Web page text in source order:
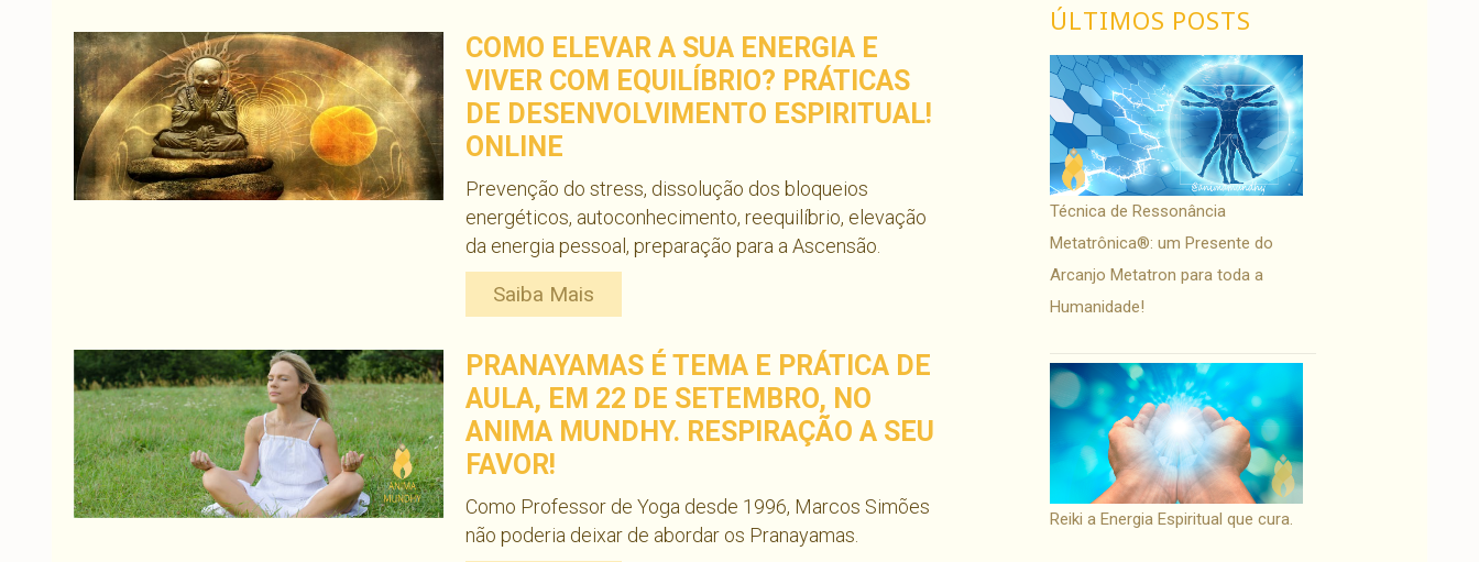
COMO ELEVAR A SUA ENERGIA E
VIVER COM EQUILÍBRIO? PRÁTICAS
DE DESENVOLVIMENTO ESPIRITUAL!
ONLINE
Prevenção do stress, dissolução dos bloqueios
energéticos, autoconhecimento, reequilíbrio, elevação
da energia pessoal, preparação para a Ascensão.
Saiba Mais
PRANAYAMAS É TEMA E PRÁTICA DE
AULA, EM 22 DE SETEMBRO, NO
ANIMA MUNDHY. RESPIRAÇÃO A SEU
FAVOR!
Como Professor de Yoga desde 1996, Marcos Simões
não poderia deixar de abordar os Pranayamas.
ÚLTIMOS POSTS
Técnica de Ressonância
Metatrônica®: um Presente do
Arcanjo Metatron para toda a
Humanidade!
Reiki a Energia Espiritual que cura.